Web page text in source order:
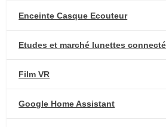
Enceinte Casque Ecouteur
Etudes et marché lunettes
Film VR
Google Home Assistant